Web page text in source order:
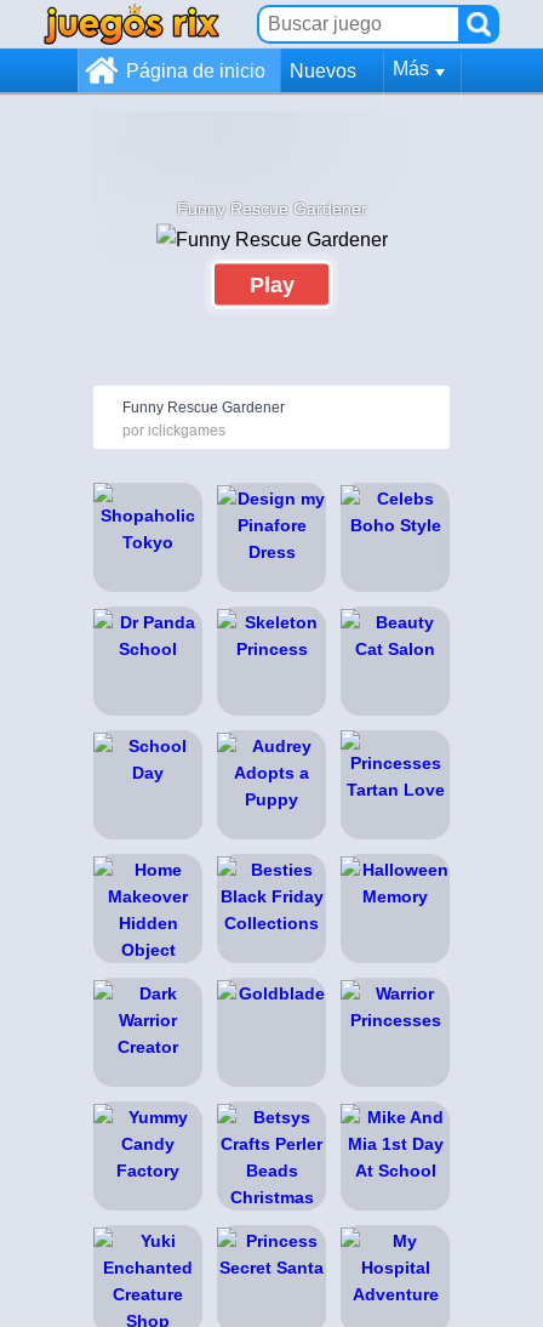
Página de inicio Nuevos Más
Funny Rescue Gardener
Play
Funny Rescue Gardener
por iclickgames